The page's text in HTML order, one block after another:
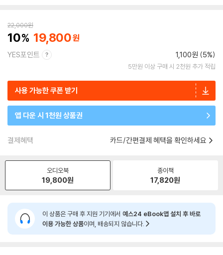
22,000원
10 19,800
YES포인트 1,100원 (5%)
5만원 이상 구매 시 2천원 추가 적립
사용 가능한 쿠폰 받기
앱 다운 시 1천원 상품권
결제혜택 카드/간편결제 혜택을 확인하세요
오디오북
19,800원
종이책
17,820원
이 상품은 구매 후 지원 기기에서 예스24 eBook앱 설치 후 바로
이용 가능한 상품이며, 배송되지 않습니다.